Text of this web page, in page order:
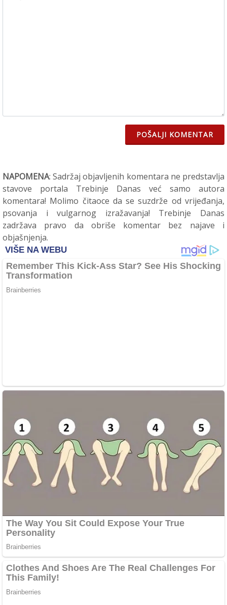
POŠALJI KOMENTAR
NAPOMENA: Sadržaj objavljenih komentara ne predstavlja
stavove portala Trebinje Danas već samo autora
komentara! Molimo čitaoce da se suzdrže od vrijeđanja,
psovanja i vulgarnog izražavanja! Trebinje Danas
zadržava pravo da obriše komentar bez najave i
objašnjenja.